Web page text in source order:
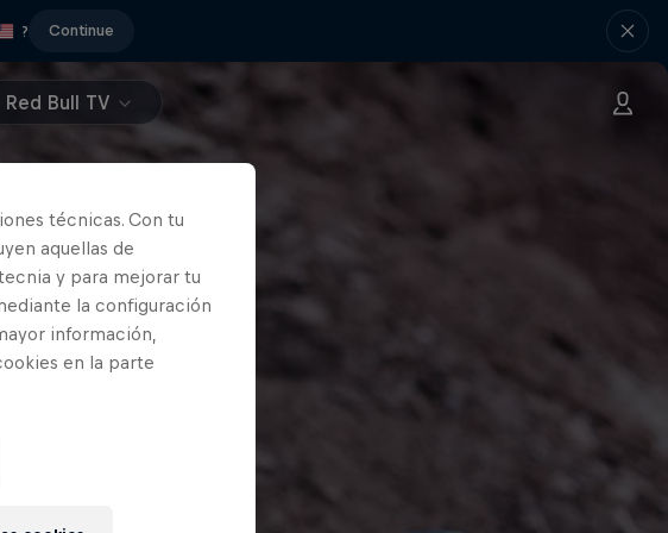
? Continue
Red Bull TV
técnicas. Con tu
aquellas de
y para mejorar tu
la configuración
información,
en la parte